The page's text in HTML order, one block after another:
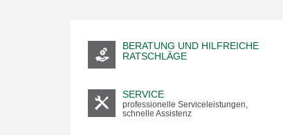
BERATUNG UND HILFREICHE
RATSCHLÄGE
SERVICE
professionelle Serviceleistungen,
schnelle Assistenz